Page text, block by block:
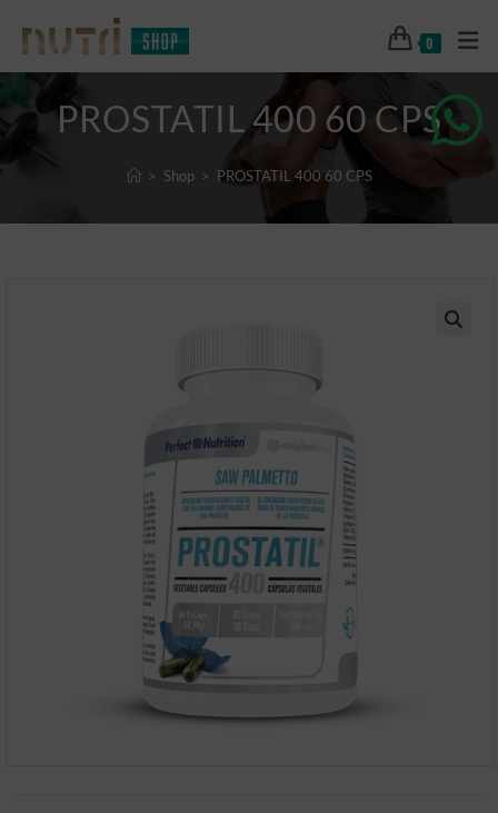
0
PROSTATIL 400 60 CPS
> Shop > PROSTATIL 400 60 CPS